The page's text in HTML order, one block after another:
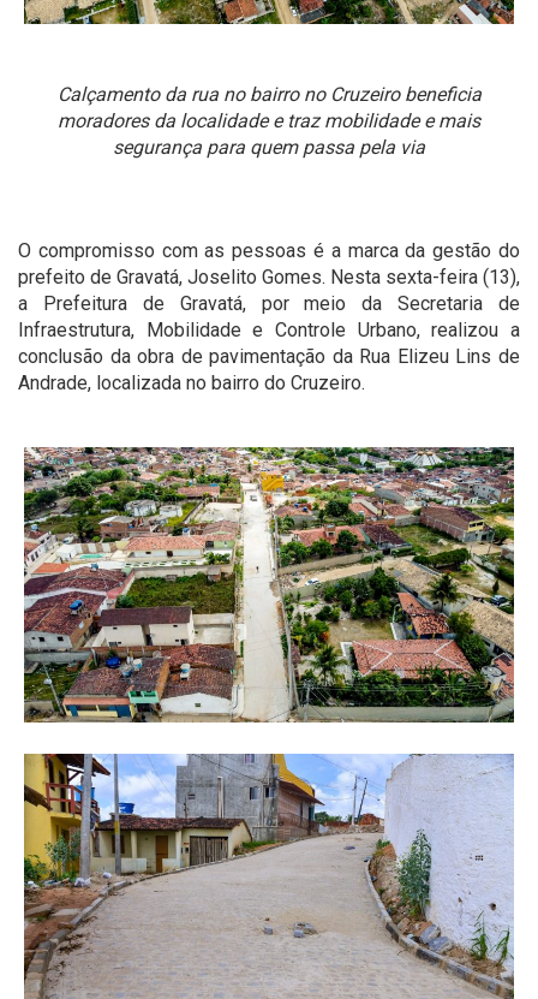
Calçamento da rua no bairro no Cruzeiro beneficia
moradores da localidade e traz mobilidade e mais
segurança para quem passa pela via
O compromisso com as pessoas é a marca da gestão do
prefeito de Gravatá, Joselito Gomes. Nesta sexta-feira (13),
a Prefeitura de Gravatá, por meio da Secretaria de
Infraestrutura, Mobilidade e Controle Urbano, realizou a
conclusão da obra de pavimentação da Rua Elizeu Lins de
Andrade, localizada no bairro do Cruzeiro.